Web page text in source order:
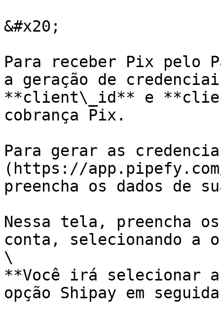
&#x20;
Para receber Pix pelo
a geração de
**client\_id** e
cobrança Pix.
Para gerar as
(https://
preencha os dados de
Nessa tela, preencha
conta, selecionando a
\
**Você irá selecionar a
opção Shipay em